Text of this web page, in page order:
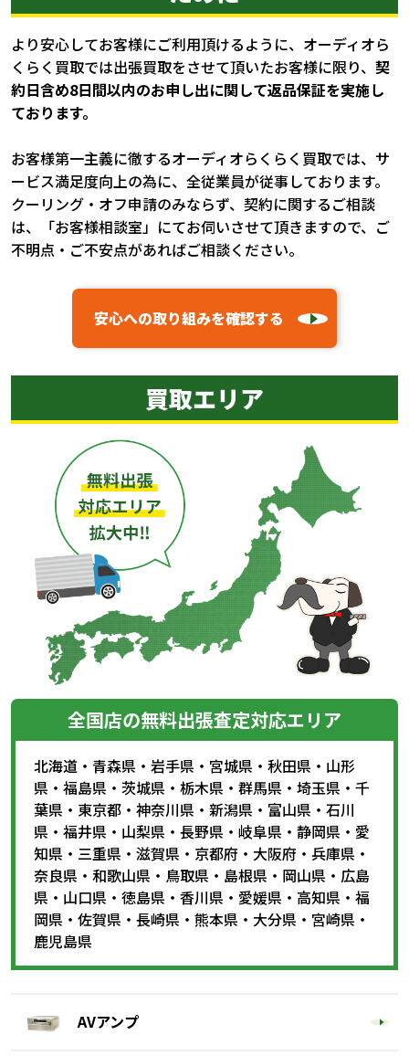
より安心してお客様にご利用頂けるように、オーディオら
くらく買取では出張買取をさせて頂いたお客様に限り、 契
約日含め8日間以内のお申し出に関して返品保証を実施し
ております。
お客様第一主義に徹するオーディオらくらく買取では、サ
ービス満足度向上の為に、全従業員が従事しております。
クーリング・オフ申請のみならず、契約に関するご相談
は、「お客様相談室」にてお伺いさせて頂きますので、ご
不明点・ご不安点があればご相談ください。
安心への取り組みを確認する
買取エリア
全国店の無料出張査定対応エリア
北海道 ・ 青森県 ・ 岩手県 ・ 宮城県 ・ 秋田県 ・ 山形
県 ・ 福島県 ・ 茨城県 ・ 栃木県 ・ 群馬県 ・ 埼玉県 ・ 千
葉県 ・ 東京都 ・ 神奈川県 ・ 新潟県 ・ 富山県 ・ 石川
県 ・ 福井県 ・ 山梨県 ・ 長野県 ・ 岐阜県 ・ 静岡県 ・ 愛
知県 ・ 三重県 ・ 滋賀県 ・ 京都府 ・ 大阪府 ・ 兵庫県 ・
奈良県 ・ 和歌山県 ・ 鳥取県 ・ 島根県 ・ 岡山県 ・ 広島
県 ・ 山口県 ・ 徳島県 ・ 香川県 ・ 愛媛県 ・ 高知県 ・ 福
岡県 ・ 佐賀県 ・ 長崎県 ・ 熊本県 ・ 大分県 ・ 宮崎県 ・
鹿児島県
AVアンプ